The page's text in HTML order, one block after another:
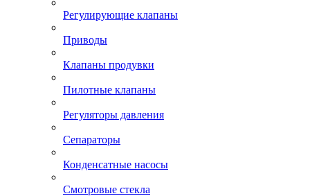
Регулирующие клапаны
Приводы
Клапаны продувки
Пилотные клапаны
Регуляторы давления
Сепараторы
Конденсатные насосы
Смотровые стекла